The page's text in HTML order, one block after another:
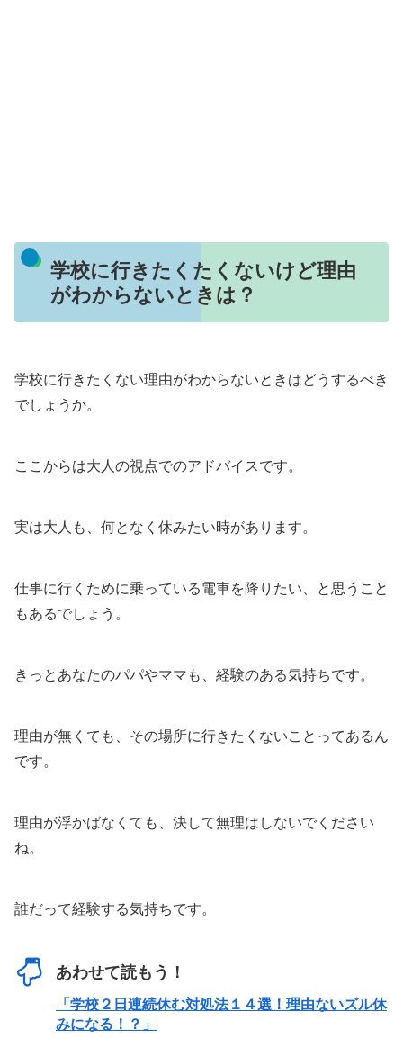
学校に行きたくたくないけど理由
がわからないときは？
学校に行きたくない理由がわからないときはどうするべき
でしょうか。
ここからは大人の視点でのアドバイスです。
実は大人も、何となく休みたい時があります。
仕事に行くために乗っている電車を降りたい、と思うこと
もあるでしょう。
きっとあなたのパパやママも、経験のある気持ちです。
理由が無くても、その場所に行きたくないことってあるん
です。
理由が浮かばなくても、決して無理はしないでください
ね。
誰だって経験する気持ちです。
あわせて読もう！
「学校２日連続休む対処法１４選！理由ないズル休
みになる！？」